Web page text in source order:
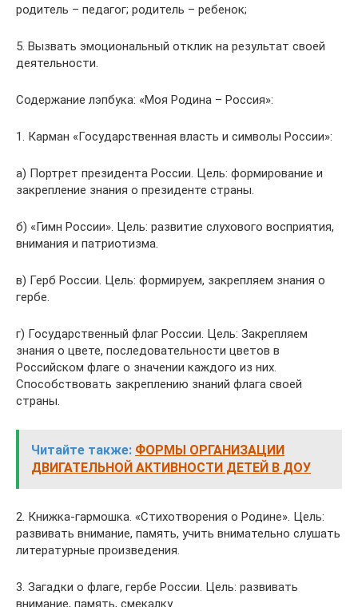
родитель – педагог; родитель – ребенок;
5. Вызвать эмоциональный отклик на результат своей
деятельности.
Содержание лэпбука: «Моя Родина – Россия»:
1. Карман «Государственная власть и символы России»:
а) Портрет президента России. Цель: формирование и
закрепление знания о президенте страны.
б) «Гимн России». Цель: развитие слухового восприятия,
внимания и патриотизма.
в) Герб России. Цель: формируем, закрепляем знания о
гербе.
г) Государственный флаг России. Цель: Закрепляем
знания о цвете, последовательности цветов в
Российском флаге о значении каждого из них.
Способствовать закреплению знаний флага своей
страны.
Читайте также: ФОРМЫ ОРГАНИЗАЦИИ
ДВИГАТЕЛЬНОЙ АКТИВНОСТИ ДЕТЕЙ В ДОУ
2. Книжка-гармошка. «Стихотворения о Родине». Цель:
развивать внимание, память, учить внимательно слушать
литературные произведения.
3. Загадки о флаге, гербе России. Цель: развивать
внимание, память, смекалку.